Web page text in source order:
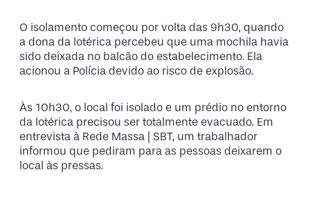
O isolamento começou por volta das 9h30, quando
a dona da lotérica percebeu que uma mochila havia
sido deixada no balcão do estabelecimento. Ela
acionou a Polícia devido ao risco de explosão.
Às 10h30, o local foi isolado e um prédio no entorno
da lotérica precisou ser totalmente evacuado. Em
entrevista à Rede Massa | SBT, um trabalhador
informou que pediram para as pessoas deixarem o
local às pressas.